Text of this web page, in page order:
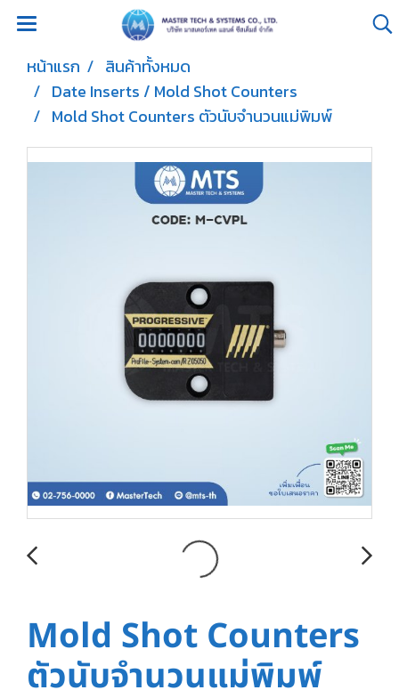
หน้าแรก
สินค้าทั้งหมด
Date Inserts / Mold Shot Counters
Mold Shot Counters ตัวนับจำนวนแม่พิมพ์
Mold Shot Counters
ตัวนับจำนวนแม่พิมพ์